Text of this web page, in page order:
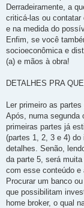
Derradeiramente, a
criticá-las ou contatar
e na medida do
Enfim, se você
socioeconômica e
(a) e mãos à obra!
DETALHES PRA
Ler primeiro as
Após, numa segunda
primeiras partes já
(partes 1, 2, 3 e 4)
detalhes. Senão,
da parte 5, será
com esse conteúdo e
Procurar um banco
que possibilitam
home broker, o qual